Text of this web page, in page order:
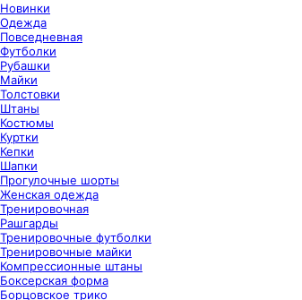
Новинки
Одежда
Повседневная
Футболки
Рубашки
Майки
Толстовки
Штаны
Костюмы
Куртки
Кепки
Шапки
Прогулочные шорты
Женская одежда
Тренировочная
Рашгарды
Тренировочные футболки
Тренировочные майки
Компрессионные штаны
Боксерская форма
Борцовское трико